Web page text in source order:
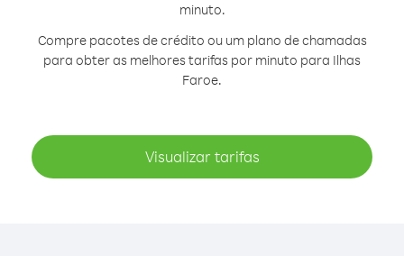
minuto.
Compre pacotes de crédito ou um plano de chamadas
para obter as melhores tarifas por minuto para Ilhas
Faroe.
Visualizar tarifas